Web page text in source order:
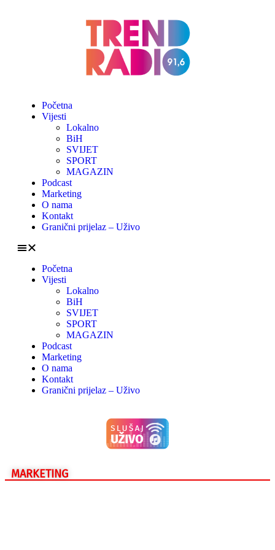
Početna
Vijesti
Lokalno
BiH
SVIJET
SPORT
MAGAZIN
Podcast
Marketing
O nama
Kontakt
Granični prijelaz – Uživo
Početna
Vijesti
Lokalno
BiH
SVIJET
SPORT
MAGAZIN
Podcast
Marketing
O nama
Kontakt
Granični prijelaz – Uživo
MARKETING